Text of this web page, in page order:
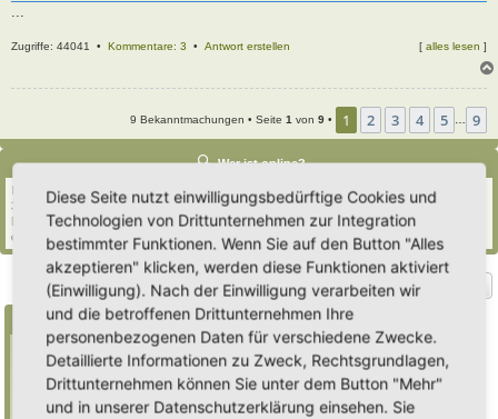
Zugriffe: 44041 • Kommentare: 3 • Antwort erstellen [ alles lesen ]
9 Bekanntmachungen • Seite 1 von 9 • 1 2 3 4 5 … 9
Wer ist online?
Insgesamt sind36 Besucher online :: 4 sichtbare Mitglieder, 0 unsichtbare Mitglieder und
32 Gäste (basierend auf den aktiven Besuchern der letzten 5 Minuten)
Der Besucherrekord liegt bei2235Besuchern, die am Mi 29. Jul 2026, 21:02 gleichzeitig
online waren.
Gehe zu
Suche
Benutze ein * als Platzhalter für teilweis
Übereinstimmungen
Diese Seite nutzt einwilligungsbedürftige Cookies und
Technologien von Drittunternehmen zur Integration
bestimmter Funktionen. Wenn Sie auf den Button "Alles
akzeptieren" klicken, werden diese Funktionen aktiviert
(Einwilligung). Nach der Einwilligung verarbeiten wir
und die betroffenen Drittunternehmen Ihre
personenbezogenen Daten für verschiedene Zwecke.
Detaillierte Informationen zu Zweck, Rechtsgrundlagen,
Drittunternehmen können Sie unter dem Button "Mehr"
und in unserer Datenschutzerklärung einsehen. Sie